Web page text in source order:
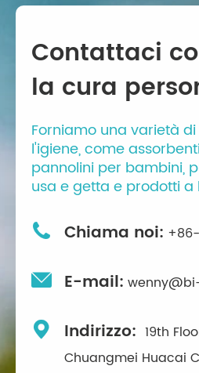
Contattaci
la cura
Forniamo una varietà
l'igiene, come
pannolini per bambini,
usa e getta e prodotti a
 Chiama noi: +86-
 E-mail:
 Indirizzo: 19th
Chuangmei Huacai